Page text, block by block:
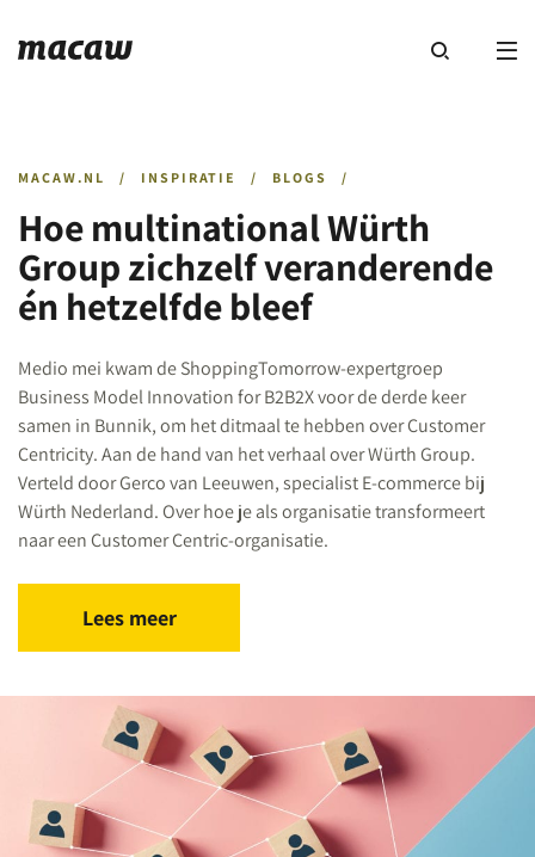
MACAW.NL / INSPIRATIE / BLOGS /
Hoe multinational Würth
Group zichzelf veranderende
én hetzelfde bleef
Medio mei kwam de ShoppingTomorrow-expertgroep
Business Model Innovation for B2B2X voor de derde keer
samen in Bunnik, om het ditmaal te hebben over Customer
Centricity. Aan de hand van het verhaal over Würth Group.
Verteld door Gerco van Leeuwen, specialist E-commerce bij
Würth Nederland. Over hoe je als organisatie transformeert
naar een Customer Centric-organisatie.
Lees meer